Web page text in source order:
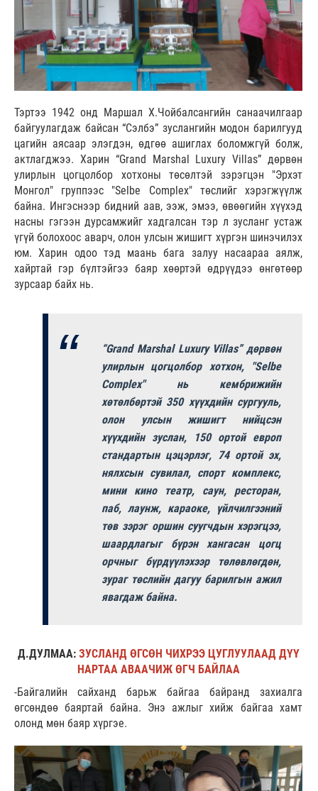
Тэртээ 1942 онд Маршал Х.Чойбалсангийн санаачилгаар
байгуулагдаж байсан “Сэлбэ” зуслангийн модон барилгууд
цагийн аясаар элэгдэн, өдгөө ашиглах боломжгүй болж,
актлагджээ. Харин “Grand Marshal Luxury Villas” дөрвөн
улирлын цогцолбор хотхоны төсөлтэй зэрэгцэн "Эрхэт
Монгол" группээс "Selbe Complex" төслийг хэрэгжүүлж
байна. Ингэснээр бидний аав, ээж, эмээ, өвөөгийн хүүхэд
насны гэгээн дурсамжийг хадгалсан тэр л зусланг устаж
үгүй болохоос аварч, олон улсын жишигт хүргэн шинэчилэх
юм. Харин одоо тэд маань бага залуу насаараа аялж,
хайртай гэр бүлтэйгээ баяр хөөртэй өдрүүдээ өнгөтөөр
зурсаар байх нь.
“Grand Marshal Luxury Villas” дөрвөн
улирлын цогцолбор хотхон, "Selbe
Complex" нь кембрижийн
хөтөлбөртэй 350 хүүхдийн сургууль,
олон улсын жишигт нийцсэн
хүүхдийн зуслан, 150 ортой европ
стандартын цэцэрлэг, 74 ортой эх,
нялхсын сувилал, спорт комплекс,
мини кино театр, саун, ресторан,
паб, лаунж, караоке, үйлчилгээний
төв зэрэг оршин суугчдын хэрэгцээ,
шаардлагыг бүрэн хангасан цогц
орчныг бүрдүүлэхээр төлөвлөгдөн,
зураг төслийн дагуу барилгын ажил
явагдаж байна.
Д.ДУЛМАА: ЗУСЛАНД ӨГСӨН ЧИХРЭЭ ЦУГЛУУЛААД ДҮҮ
НАРТАА АВААЧИЖ ӨГЧ БАЙЛАА
-Байгалийн сайханд барьж байгаа байранд захиалга
өгсөндөө баяртай байна. Энэ ажлыг хийж байгаа хамт
олонд мөн баяр хүргэе.